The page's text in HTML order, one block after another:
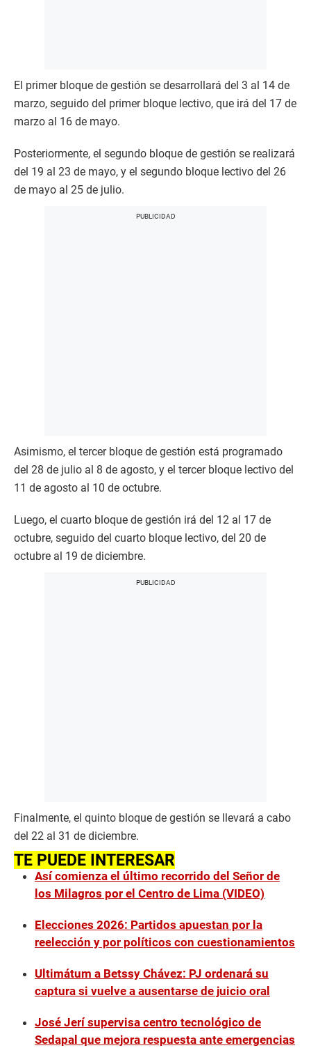
El primer bloque de gestión se desarrollará del 3 al 14 de
marzo, seguido del primer bloque lectivo, que irá del 17 de
marzo al 16 de mayo.
Posteriormente, el segundo bloque de gestión se realizará
del 19 al 23 de mayo, y el segundo bloque lectivo del 26
de mayo al 25 de julio.
Asimismo, el tercer bloque de gestión está programado
del 28 de julio al 8 de agosto, y el tercer bloque lectivo del
11 de agosto al 10 de octubre.
Luego, el cuarto bloque de gestión irá del 12 al 17 de
octubre, seguido del cuarto bloque lectivo, del 20 de
octubre al 19 de diciembre.
Finalmente, el quinto bloque de gestión se llevará a cabo
del 22 al 31 de diciembre.
TE PUEDE INTERESAR
Así comienza el último recorrido del Señor de
los Milagros por el Centro de Lima (VIDEO)
Elecciones 2026: Partidos apuestan por la
reelección y por políticos con cuestionamientos
Ultimátum a Betssy Chávez: PJ ordenará su
captura si vuelve a ausentarse de juicio oral
José Jerí supervisa centro tecnológico de
Sedapal que mejora respuesta ante emergencias